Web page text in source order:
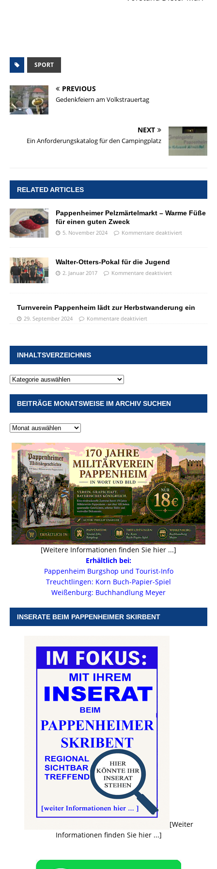
SPORT
PREVIOUS
Gedenkfeiern am Volkstrauertag
NEXT
Ein Anforderungskatalog für den Campingplatz
RELATED ARTICLES
Pappenheimer Pelzmärtelmarkt – Warme Füße
für einen guten Zweck
5. November 2024 Kommentare deaktiviert
Walter-Otters-Pokal für die Jugend
2. Januar 2017 Kommentare deaktiviert
Turnverein Pappenheim lädt zur Herbstwanderung ein
29. September 2024 Kommentare deaktiviert
INHALTSVERZEICHNIS
BEITRÄGE MONATSWEISE IM ARCHIV SUCHEN
[Weitere Informationen finden Sie hier ...]
Erhältlich bei:
Pappenheim Burgshop und Tourist-Info
Treuchtlingen: Korn Buch-Papier-Spiel
Weißenburg: Buchhandlung Meyer
INSERATE BEIM PAPPENHEIMER SKIRBENT
[Weiter
Informationen finden Sie hier ...]